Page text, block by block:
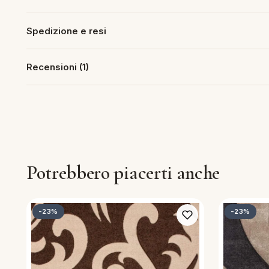
Spedizione e resi
Recensioni (1)
Potrebbero piacerti anche
-23% -23%